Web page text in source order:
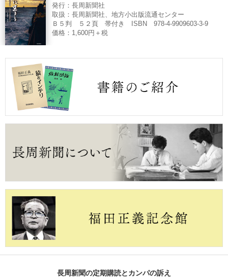
発行：長周新聞社
取扱：長周新聞社、地方小出版流通センター
Ｂ５判 ５２頁 帯付き ISBN 978-4-9909603-3-9
価格：1,600円＋税
長周新聞の定期購読とカンパの訴え